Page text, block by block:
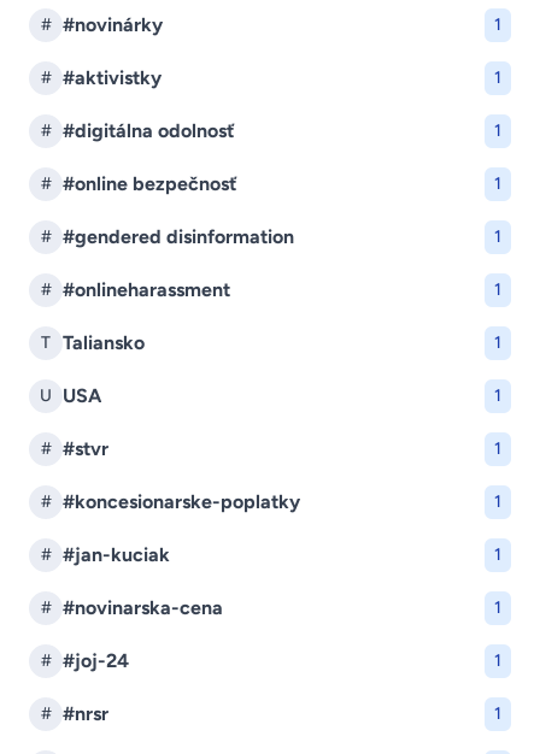
# #novinárky 1
# #aktivistky 1
# #digitálna odolnosť 1
# #online bezpečnosť 1
# #gendered disinformation 1
# #onlineharassment 1
T Taliansko 1
U USA 1
# #stvr 1
# #koncesionarske-poplatky 1
# #jan-kuciak 1
# #novinarska-cena 1
# #joj-24 1
# #nrsr 1